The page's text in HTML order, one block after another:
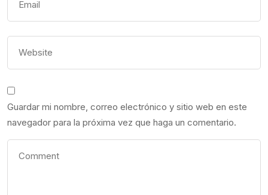
Guardar mi nombre, correo electrónico y sitio web en este
navegador para la próxima vez que haga un comentario.